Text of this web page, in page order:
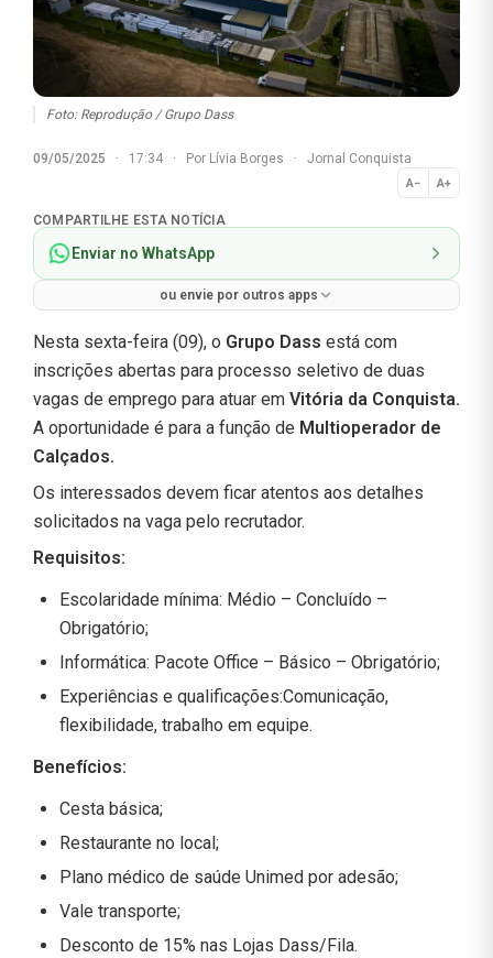
Foto: Reprodução / Grupo Dass
09/05/2025 · 17:34 · Por Lívia Borges · Jornal Conquista
A− A+
Normal
COMPARTILHE ESTA NOTÍCIA
Enviar no WhatsApp
ou envie por outros apps
Nesta sexta-feira (09), o Grupo Dass está com
inscrições abertas para processo seletivo de duas
vagas de emprego para atuar em Vitória da Conquista.
A oportunidade é para a função de Multioperador de
Calçados.
Os interessados devem ficar atentos aos detalhes
solicitados na vaga pelo recrutador.
Requisitos:
Escolaridade mínima: Médio – Concluído –
Obrigatório;
Informática: Pacote Office – Básico – Obrigatório;
Experiências e qualificações:Comunicação,
flexibilidade, trabalho em equipe.
Benefícios:
Cesta básica;
Restaurante no local;
Plano médico de saúde Unimed por adesão;
Vale transporte;
Desconto de 15% nas Lojas Dass/Fila.